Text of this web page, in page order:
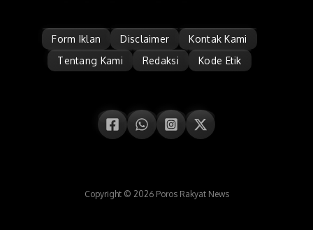
Form Iklan Disclaimer
Kontak Kami
Tentang Kami
Redaksi Kode Etik
Copyright © 2026 Poros Rakyat News